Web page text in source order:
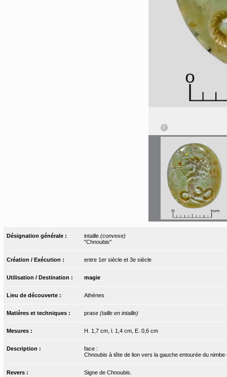
Désignation générale : intaille (convexe)
"Chnoubis"
Création / Exécution : entre 1er siècle et 3e siècle
Utilisation / Destination : magie
Lieu de découverte : Athènes
Matières et techniques : prase (taille en intaille)
Mesures : H. 1,7 cm, l. 1,4 cm, E. 0,6 cm
Description :
face :
Chnoubis à tête de lion vers la gauche entourée du
Revers :
Signe de Chnoubis.